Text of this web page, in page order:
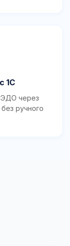
1С
ЭДО через
ручного